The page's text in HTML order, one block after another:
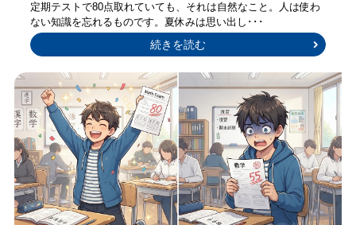
定期テストで80点取れていても、それは自然なこと。人は使わ
ない知識を忘れるものです。夏休みは思い出し･･･
続きを読む